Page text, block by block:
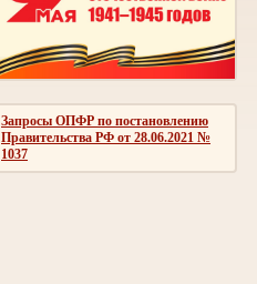
Запросы ОПФР по постановлению
Правительства РФ от 28.06.2021 №
1037